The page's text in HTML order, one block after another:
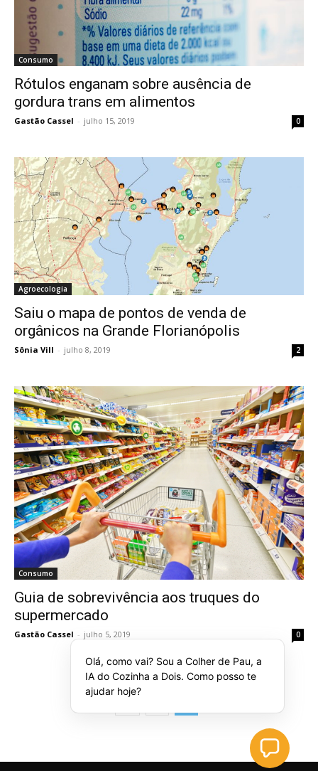
Consumo
Rótulos enganam sobre ausência de
gordura trans em alimentos
Gastão Cassel - julho 15, 2019 0
Agroecologia
Saiu o mapa de pontos de venda de
orgânicos na Grande Florianópolis
Sônia Vill - julho 8, 2019 2
Consumo
Guia de sobrevivência aos truques do
supermercado
Gastão Cassel - julho 5, 2019 0
Olá, como vai? Sou a Colher de Pau, a
IA do Cozinha a Dois. Como posso te
ajudar hoje?